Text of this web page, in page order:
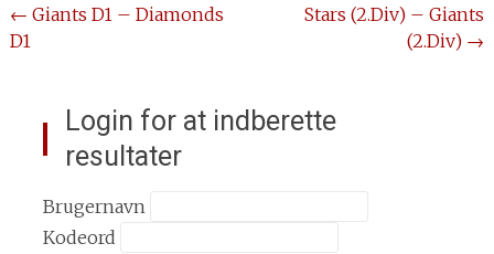
Post
navigation
← Giants D1 – Diamonds
D1
Stars (2.Div) – Giants
(2.Div) →
Login for at indberette
resultater
Brugernavn
Kodeord